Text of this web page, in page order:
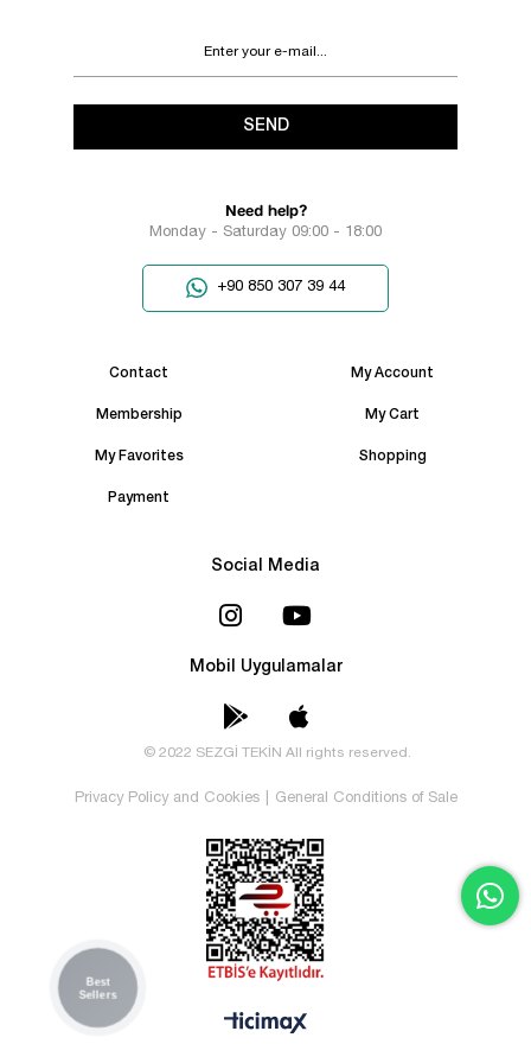
SEND
Need help?
Monday - Saturday 09:00 - 18:00
+90 850 307 39 44
Contact My Account
Membership My Cart
My Favorites Shopping
Payment
Social Media
Mobil Uygulamalar
© 2022 SEZGİ TEKİN All rights reserved.
Privacy Policy and Cookies General Conditions of Sale
Best
Sellers